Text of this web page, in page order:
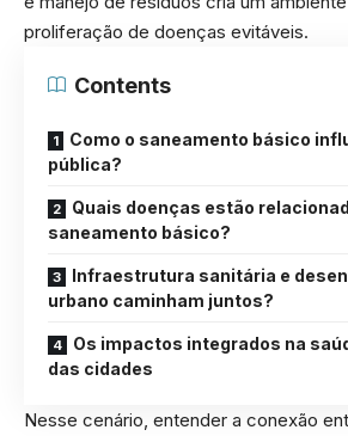
proliferação de doenças evitáveis.
Contents
Como o saneamento básico
pública?
Quais doenças estão
saneamento básico?
Infraestrutura sanitária e
urbano caminham juntos?
Os impactos integrados na
das cidades
Nesse cenário, entender a conexão